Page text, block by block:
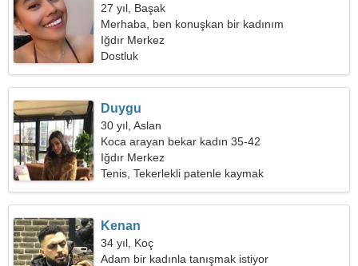
27 yıl, Başak
Merhaba, ben konuşkan bir kadınım
Iğdır Merkez
Dostluk
Duygu
30 yıl, Aslan
Koca arayan bekar kadın 35-42
Iğdır Merkez
Tenis, Tekerlekli patenle kaymak
Kenan
34 yıl, Koç
Adam bir kadınla tanışmak istiyor